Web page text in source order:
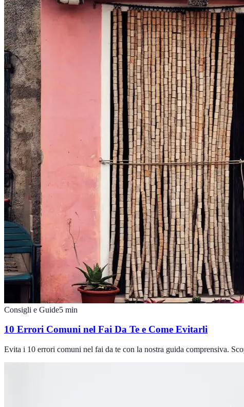
Consigli e Guide5 min
10 Errori Comuni nel Fai Da Te e Come Evitarli
Evita i 10 errori comuni nel fai da te con la nostra guida comprensiva.